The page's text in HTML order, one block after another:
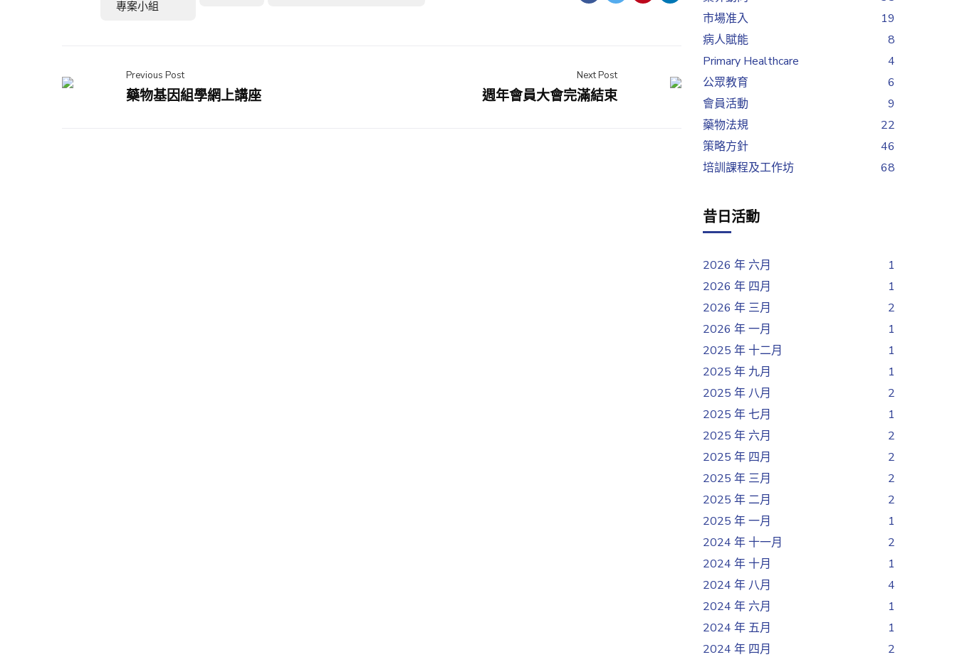
專案小組
Previous Post
藥物基因組學網上講座
Next Post
週年會員大會完滿結束
市場准入
19
病人賦能
8
Primary Healthcare
4
公眾教育
6
會員活動
9
藥物法規
22
策略方針
46
培訓課程及工作坊
68
昔日活動
2026 年 六月
1
2026 年 四月
1
2026 年 三月
2
2026 年 一月
1
2025 年 十二月
1
2025 年 九月
1
2025 年 八月
2
2025 年 七月
1
2025 年 六月
2
2025 年 四月
2
2025 年 三月
2
2025 年 二月
2
2025 年 一月
1
2024 年 十一月
2
2024 年 十月
1
2024 年 八月
4
2024 年 六月
1
2024 年 五月
1
2024 年 四月
2